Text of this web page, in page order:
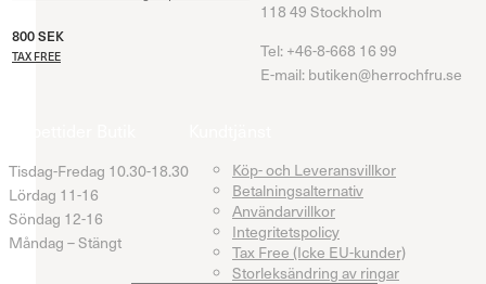
800SEK
TAX FREE
118 49 Stockholm
Tel: +46-8-668 16 99
E-mail: butiken@herrochfru.se
Tisdag-Fredag 10.30-18.30
Lördag 11-16
Söndag 12-16
Måndag – Stängt
Köp- och Leveransvillkor
Betalningsalternativ
Användarvillkor
Integritetspolicy
Tax Free (Icke EU-kunder)
Storleksändring av ringar